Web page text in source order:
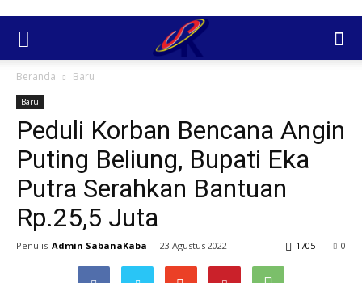
Beranda Baru
Baru
Peduli Korban Bencana Angin
Puting Beliung, Bupati Eka
Putra Serahkan Bantuan
Rp.25,5 Juta
Penulis Admin SabanaKaba - 23 Agustus 2022 0
1705